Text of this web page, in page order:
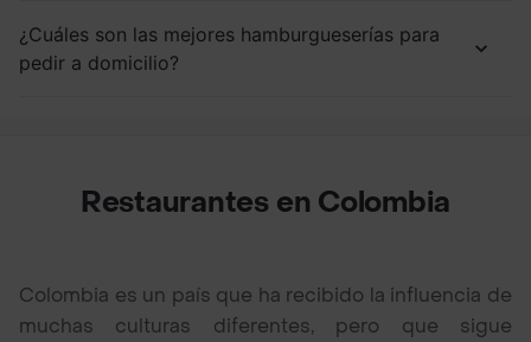
¿Cuáles son las mejores hamburgueserías para
pedir a domicilio?
Restaurantes en Colombia
Colombia es un país que ha recibido la influencia de
muchas culturas diferentes, pero que sigue